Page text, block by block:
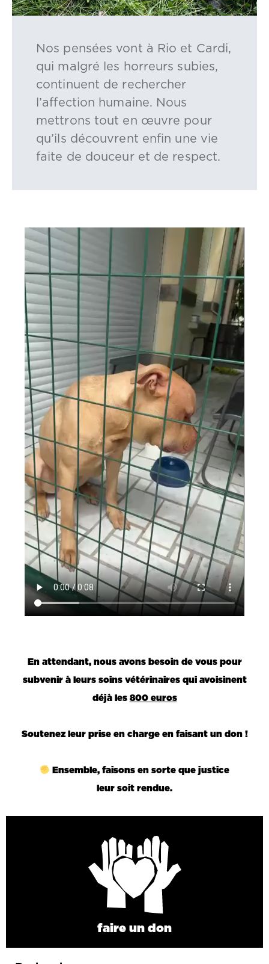
Nos pensées vont à Rio et Cardi,
qui malgré les horreurs subies,
continuent de rechercher
l’affection humaine. Nous
mettrons tout en œuvre pour
qu’ils découvrent enfin une vie
faite de douceur et de respect.
En attendant, nous avons besoin de vous pour
subvenir à leurs soins vétérinaires qui avoisinent
déjà les 800 euros
Soutenez leur prise en charge en faisant un don !
Ensemble, faisons en sorte que justice
leur soit rendue.
faire un don